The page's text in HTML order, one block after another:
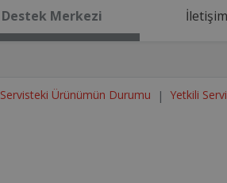
Destek Merkezi İletişim
Servisteki Ürünümün Durumu Yetkili